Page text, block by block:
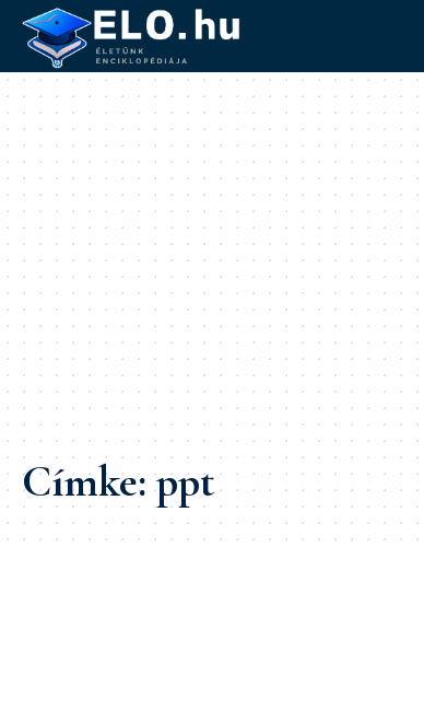
Címke:ppt